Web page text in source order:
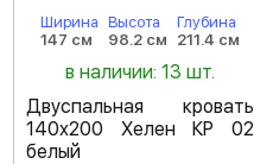
Ширина
147 см
Высота
98.2 см
Глубина
211.4 см
в наличии: 13 шт.
Двуспальная кровать
140х200 Хелен КР 02
белый